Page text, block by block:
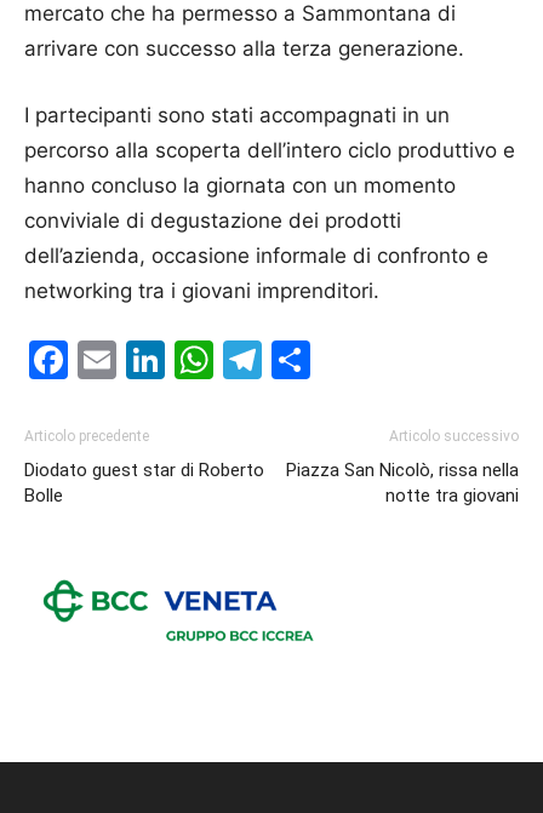
mercato che ha permesso a Sammontana di
arrivare con successo alla terza generazione.
I partecipanti sono stati accompagnati in un
percorso alla scoperta dell’intero ciclo produttivo e
hanno concluso la giornata con un momento
conviviale di degustazione dei prodotti
dell’azienda, occasione informale di confronto e
networking tra i giovani imprenditori.
Facebook
EmailLinkedIn
WhatsApp
Telegram
Articolo precedente
Diodato guest star di Roberto
Bolle
Articolo successivo
Piazza San Nicolò, rissa nella
notte tra giovani